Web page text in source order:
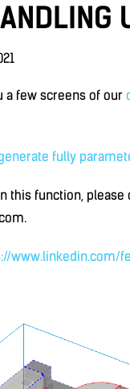
a few screens of our
fully
this function, please
www.linkedin.com/